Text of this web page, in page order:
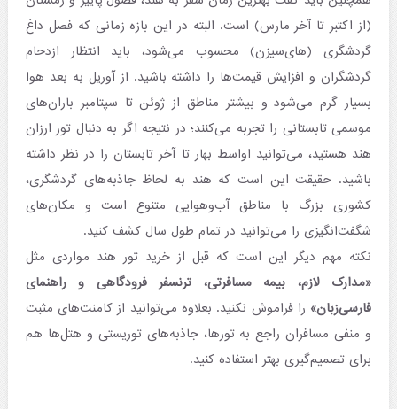
(از اکتبر تا آخر مارس) است. البته در این بازه زمانی که فصل داغ
گردشگری (های‌سیزن) محسوب می‌شود، باید انتظار ازدحام
گردشگران و افزایش قیمت‌ها را داشته باشید. از آوریل به بعد هوا
بسیار گرم می‌شود و بیشتر مناطق از ژوئن تا سپتامبر باران‌های
موسمی تابستانی را تجربه می‌کنند؛ در نتیجه اگر به دنبال تور ارزان
هند هستید، می‌توانید اواسط بهار تا آخر تابستان را در نظر داشته
باشید. حقیقت این است که هند به لحاظ جاذبه‌های گردشگری،
کشوری بزرگ با مناطق آب‌وهوایی متنوع است و مکان‌های
شگفت‌انگیزی را می‌توانید در تمام طول سال کشف کنید.
نکته مهم دیگر این است که قبل از خرید تور هند مواردی مثل
«مدارک لازم، بیمه مسافرتی، ترنسفر فرودگاهی و راهنمای
فارسی‌‌زبان» را فراموش نکنید. بعلاوه می‌توانید از کامنت‌های مثبت
و منفی مسافران راجع به تورها، جاذبه‌های توریستی و هتل‌ها هم
برای تصمیم‌گیری بهتر استفاده کنید.